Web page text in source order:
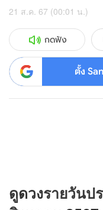
21 ส.ค. 67 (00:01 น.)
กดฟัง
ตั้ง
ดูดวงรายวันป